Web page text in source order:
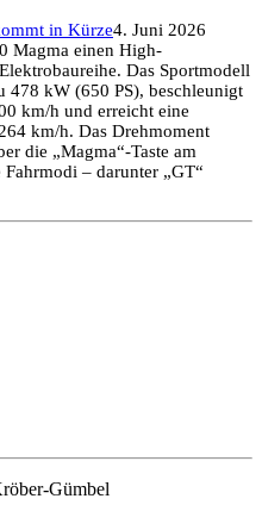
in Kürze4. Juni 2026
Magma einen High-
Das Sportmodell
478 kW (650 PS), beschleunigt
km/h und erreicht eine
km/h. Das Drehmoment
die „Magma“-Taste am
– darunter „GT“
Gümbel